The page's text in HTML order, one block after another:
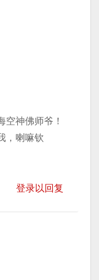
空神佛师爷！
，喇嘛钦
登录以回复